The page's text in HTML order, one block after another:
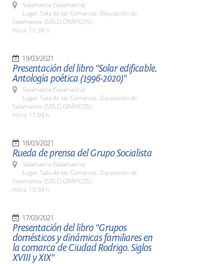
Salamanca (Salamanca)
Lugar: Sala de las Comarcas. Diputación de
Salamanca. (SOLO GRÁFICOS)
Hora: 11:30 h.
19/03/2021
Presentación del libro "Solar edificable.
Antología poética (1996-2020)"
Salamanca (Salamanca)
Lugar: Sala de las Comarcas. Diputación de
Salamanca. (SOLO GRÁFICOS)
Hora: 11:00 h.
18/03/2021
Rueda de prensa del Grupo Socialista
Salamanca (Salamanca)
Lugar: Sala de las Comarcas. Diputación de
Salamanca. (SOLO GRÁFICOS)
Hora: 10:30 h.
17/03/2021
Presentación del libro "Grupos
domésticos y dinámicas familiares en
la comarca de Ciudad Rodrigo. Siglos
XVIII y XIX"